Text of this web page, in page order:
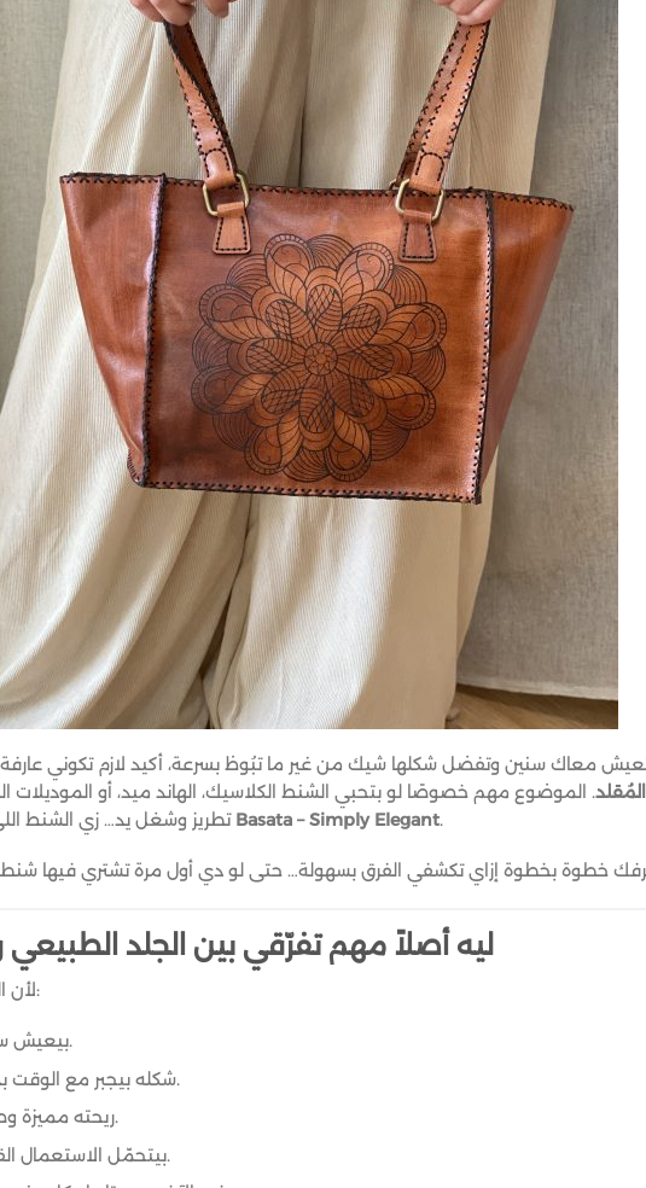
معاك سنين وتفضل شكلها شيك من غير ما تبُوظ بسرعة، أكيد لازم تكوني
المُقلد. الموضوع مهم خصوصًا لو بتحبي الشنط الكلاسيك، الهاند ميد، أو الموديلات
تطريز وشغل يد… زي الشنط اللي بتتقدّم على Basata – Simply Elegant.
ليه أصلاً مهم تفرّقي بين الجلد الطبيعي
لأن الجلد الطبيعي:
بيعيش سنين طويلة.
شكله بيجبر مع الوقت بدل ما يبُوظ.
ريحته مميزة وصعب تتقلّد.
بيتحمّل الاستعمال القوي والوزن.